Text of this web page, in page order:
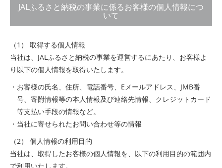
JALふるさと納税の事業に係るお客様の個人情報につ
いて
（1） 取得する個人情報
当社は、JALふるさと納税の事業を運営するにあたり、お客様よ
り以下の個人情報を取得いたします。
・お客様の氏名、住所、電話番号、Eメールアドレス、JMB番
号、寄附情報等の本人情報及び連絡先情報、クレジットカード
等支払い手段の情報など。
・当社に寄せられたお問い合わせ等の情報
（2） 個人情報の利用目的
当社は、取得したお客様の個人情報を、以下の利用目的の範囲内
で利用いたします。